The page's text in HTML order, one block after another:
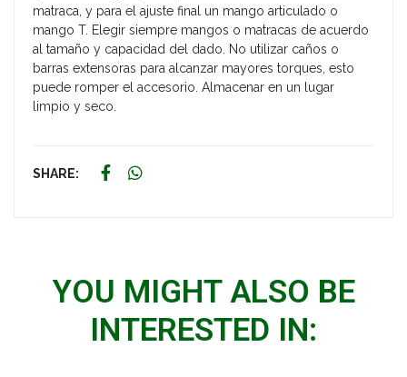
matraca, y para el ajuste final un mango articulado o
mango T. Elegir siempre mangos o matracas de acuerdo
al tamaño y capacidad del dado. No utilizar caños o
barras extensoras para alcanzar mayores torques, esto
puede romper el accesorio. Almacenar en un lugar
limpio y seco.
SHARE:
YOU MIGHT ALSO BE
INTERESTED IN: